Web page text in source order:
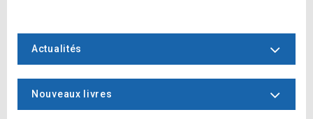
Actualités
Nouveaux livres